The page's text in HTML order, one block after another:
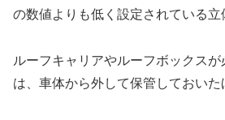
の数値よりも低く設定されている立
ルーフキャリアやルーフボックス
は、車体から外して保管しておいた